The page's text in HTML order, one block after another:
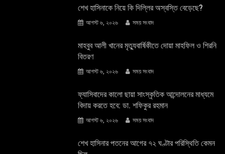
শেখ হাসিনাকে নিয়ে কি দিল্লির অস্বস্তি বেড়েছে?
আগস্ট ৬, ২০২৬ সময় সংবাদ
মাহবুব আলী খানের মৃত্যুবার্ষিকীতে দোয়া মাহফিল ও শিরনি
বিতরণ
আগস্ট ৬, ২০২৬ সময় সংবাদ
ফ্যাসিবাদের কালো ছায়া সাংস্কৃতিক আন্দােলনের মাধ্যমে
বিদায় করতে হবে: ডা. শফিকুর রহমান
আগস্ট ৬, ২০২৬ সময় সংবাদ
শেখ হাসিনার পতনের আগের ৭২ ঘণ্টার পরিস্থিতি কেমন